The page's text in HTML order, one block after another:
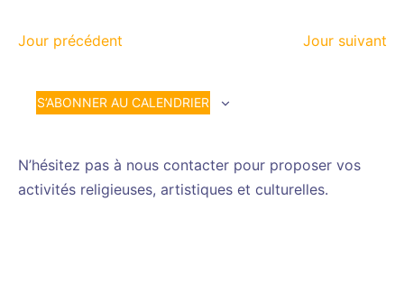
de
date.
Jour précédent Jour suivant
S’ABONNER AU CALENDRIER
N’hésitez pas à nous contacter pour proposer vos
activités religieuses, artistiques et culturelles.